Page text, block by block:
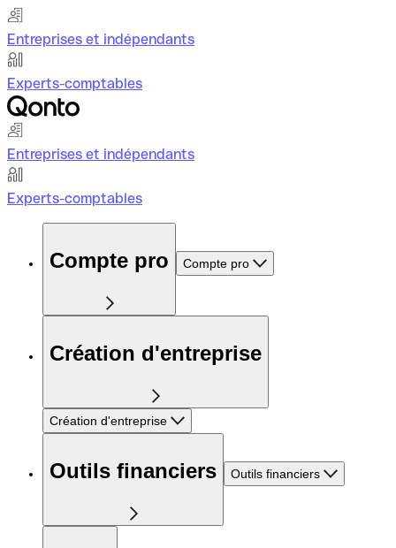
Entreprises et indépendants
Experts-comptables
Entreprises et indépendants
Experts-comptables
Compte pro Compte pro
Création d'entreprise
Création d'entreprise
Outils financiers Outils financiers